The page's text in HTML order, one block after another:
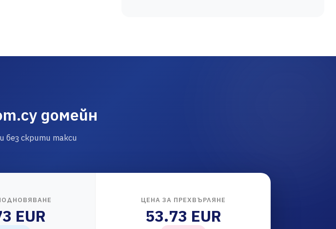
домейн
без скрити такси
EUR
ЦЕНА ЗА ПРЕХВЪРЛЯНЕ
53.73 EUR